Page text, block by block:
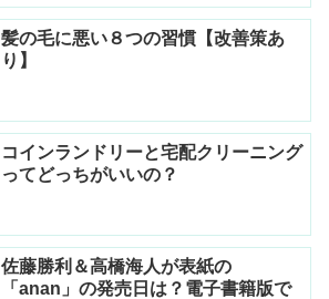
髪の毛に悪い８つの習慣【改善策あ
り】
コインランドリーと宅配クリーニング
ってどっちがいいの？
佐藤勝利＆高橋海人が表紙の
「anan」の発売日は？電子書籍版で